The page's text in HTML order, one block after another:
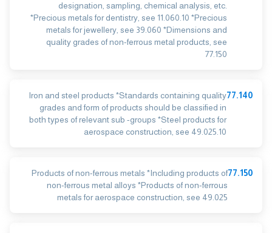
designation, sampling, chemical analysis, etc.
*Precious metals for dentistry, see 11.060.10 *Precious
metals for jewellery, see 39.060 *Dimensions and
quality grades of non-ferrous metal products, see
77.150
77.140
Iron and steel products *Standards containing quality
grades and form of products should be classified in
both types of relevant sub -groups *Steel products for
aerospace construction, see 49.025.10
77.150
Products of non-ferrous metals *Including products of
non-ferrous metal alloys *Products of non-ferrous
metals for aerospace construction, see 49.025